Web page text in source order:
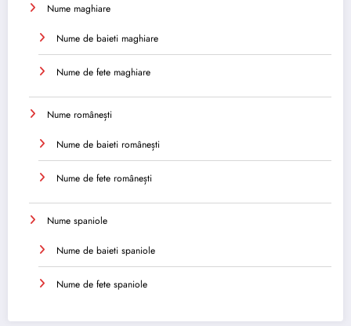
Nume maghiare
Nume de baieti maghiare
Nume de fete maghiare
Nume românești
Nume de baieti românești
Nume de fete românești
Nume spaniole
Nume de baieti spaniole
Nume de fete spaniole